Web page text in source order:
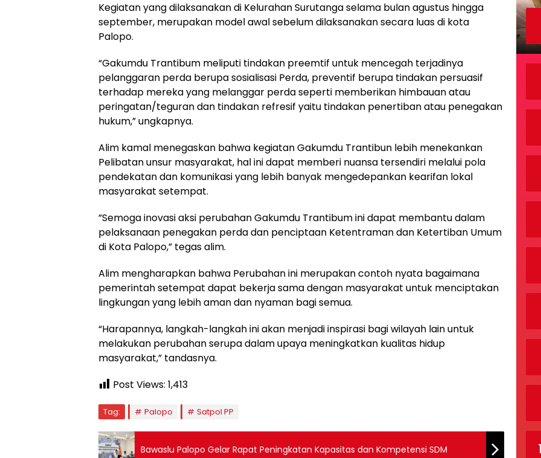
Kegiatan yang dilaksanakan di Kelurahan Surutanga selama bulan agustus hingga
september, merupakan model awal sebelum dilaksanakan secara luas di kota
Palopo.
“Gakumdu Trantibum meliputi tindakan preemtif untuk mencegah terjadinya
pelanggaran perda berupa sosialisasi Perda, preventif berupa tindakan persuasif
terhadap mereka yang melanggar perda seperti memberikan himbauan atau
peringatan/teguran dan tindakan refresif yaitu tindakan penertiban atau penegakan
hukum,” ungkapnya.
Alim kamal menegaskan bahwa kegiatan Gakumdu Trantibun lebih menekankan
Pelibatan unsur masyarakat, hal ini dapat memberi nuansa tersendiri melalui pola
pendekatan dan komunikasi yang lebih banyak mengedepankan kearifan lokal
masyarakat setempat.
”Semoga inovasi aksi perubahan Gakumdu Trantibum ini dapat membantu dalam
pelaksanaan penegakan perda dan penciptaan Ketentraman dan Ketertiban Umum
di Kota Palopo,” tegas alim.
Alim mengharapkan bahwa Perubahan ini merupakan contoh nyata bagaimana
pemerintah setempat dapat bekerja sama dengan masyarakat untuk menciptakan
lingkungan yang lebih aman dan nyaman bagi semua.
“Harapannya, langkah-langkah ini akan menjadi inspirasi bagi wilayah lain untuk
melakukan perubahan serupa dalam upaya meningkatkan kualitas hidup
masyarakat,” tandasnya.
Post Views: 1,413
Tag: Palopo Satpol PP
Bawaslu Palopo Gelar Rapat Peningkatan Kapasitas dan Kompetensi SDM